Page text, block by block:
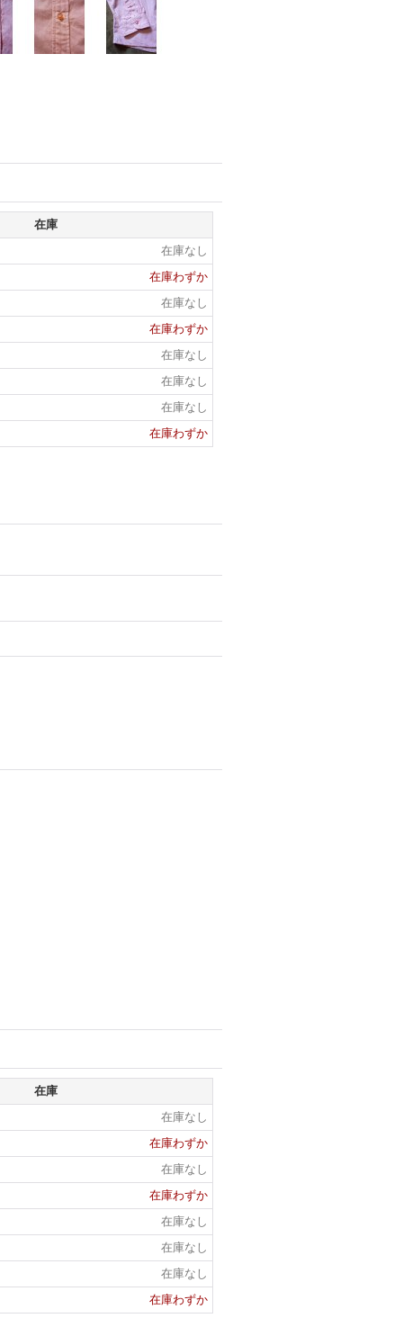
在庫
在庫なし
在庫わずか
在庫なし
在庫わずか
在庫なし
在庫なし
在庫なし
在庫わずか
在庫
在庫なし
在庫わずか
在庫なし
在庫わずか
在庫なし
在庫なし
在庫なし
在庫わずか